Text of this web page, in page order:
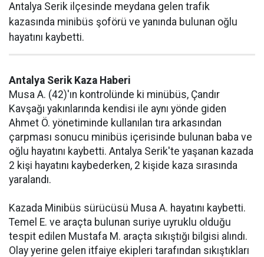
Antalya Serik ilçesinde meydana gelen trafik
kazasında minibüs şoförü ve yanında bulunan oğlu
hayatını kaybetti.
Antalya Serik Kaza Haberi
Musa A. (42)'ın kontrolünde ki minübüs, Çandır
Kavşağı yakınlarında kendisi ile aynı yönde giden
Ahmet Ö. yönetiminde kullanılan tıra arkasından
çarpması sonucu minibüs içerisinde bulunan baba ve
oğlu hayatını kaybetti. Antalya Serik'te yaşanan kazada
2 kişi hayatını kaybederken, 2 kişide kaza sırasında
yaralandı.
Kazada Minibüs sürücüsü Musa A. hayatını kaybetti.
Temel E. ve araçta bulunan suriye uyruklu olduğu
tespit edilen Mustafa M. araçta sıkıştığı bilgisi alındı.
Olay yerine gelen itfaiye ekipleri tarafından sıkıştıkları